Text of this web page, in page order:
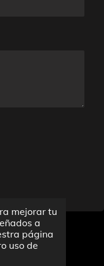
mejorar tu
a
página
uso de